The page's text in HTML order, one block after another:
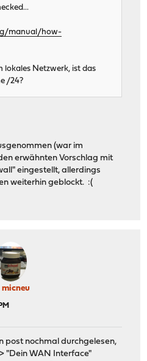
manual/how-
lokales Netzwerk, ist das
/24?
(war im
erwähnten Vorschlag mit
eingestellt, allerdings
weiterhin geblockt. :(
micneu
post nochmal durchgelesen,
"Dein WAN Interface"